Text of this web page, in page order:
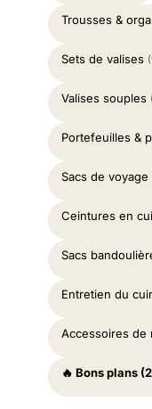
Trousses &
Sets de valises
Valises souples
Portefeuilles &
Sacs de voyage
Ceintures en
Sacs
Entretien du cuir
Accessoires de
🔥 Bons plans